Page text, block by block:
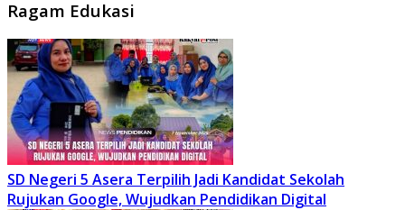
Ragam Edukasi
SD Negeri 5 Asera Terpilih Jadi Kandidat Sekolah
Rujukan Google, Wujudkan Pendidikan Digital